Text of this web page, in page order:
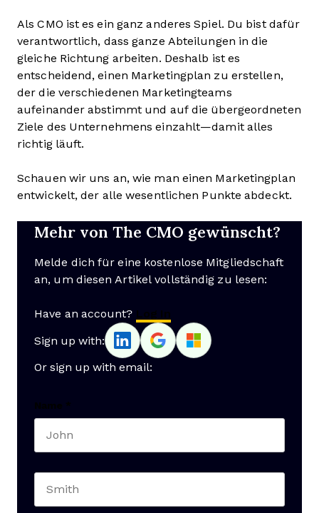
Als CMO ist es ein ganz anderes Spiel. Du bist dafür
verantwortlich, dass ganze Abteilungen in die
gleiche Richtung arbeiten. Deshalb ist es
entscheidend, einen Marketingplan zu erstellen,
der die verschiedenen Marketingteams
aufeinander abstimmt und auf die übergeordneten
Ziele des Unternehmens einzahlt—damit alles
richtig läuft.
Schauen wir uns an, wie man einen Marketingplan
entwickelt, der alle wesentlichen Punkte abdeckt.
Mehr von The CMO gewünscht?
Melde dich für eine kostenlose Mitgliedschaft
an, um diesen Artikel vollständig zu lesen:
Have an account? Log In
Sign up with:
Or sign up with email:
Name *